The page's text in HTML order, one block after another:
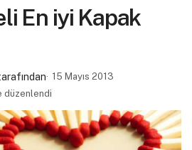
En iyi Kapak
15 Mayıs 2013
düzenlendi